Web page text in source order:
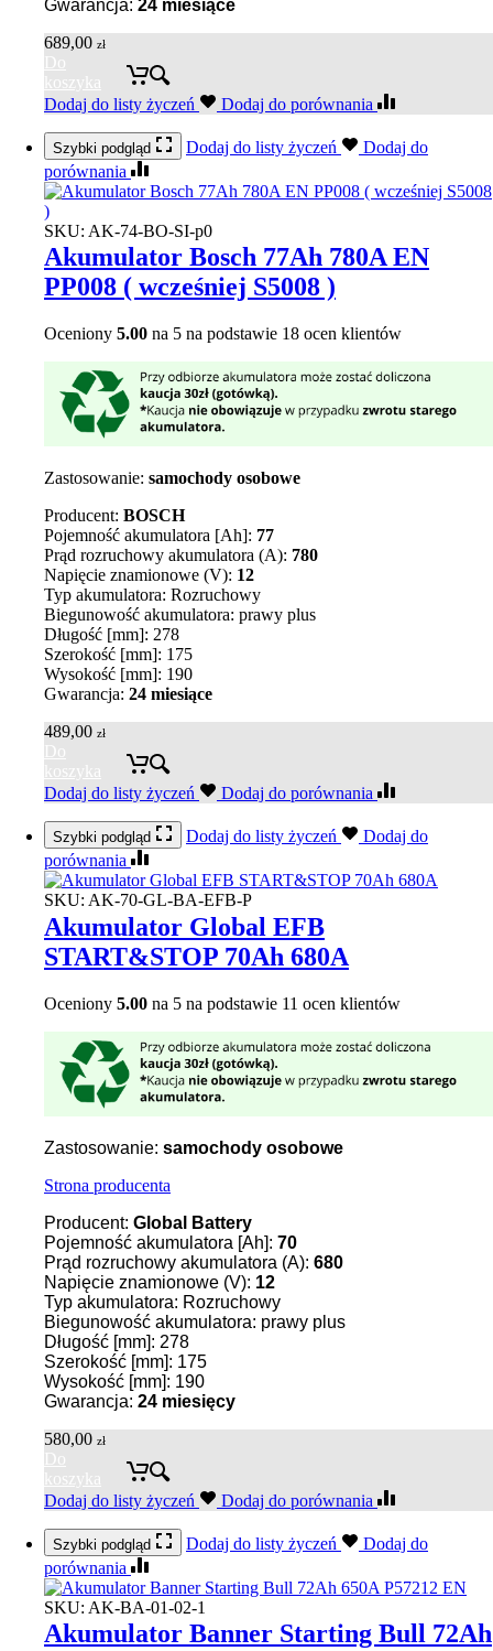
Gwarancja: 24 miesiące
689,00 zł
Do
koszyka
Dodaj do listy życzeń
Dodaj do porównania
Szybki podgląd Dodaj do listy życzeń
Dodaj do
porównania
SKU: AK-74-BO-SI-p0
Akumulator Bosch 77Ah 780A EN
PP008 ( wcześniej S5008 )
Oceniony 5.00 na 5 na podstawie 18 ocen klientów
Zastosowanie: samochody osobowe
Producent: BOSCH
Pojemność akumulatora [Ah]: 77
Prąd rozruchowy akumulatora (A): 780
Napięcie znamionowe (V): 12
Typ akumulatora: Rozruchowy
Biegunowość akumulatora: prawy plus
Długość [mm]: 278
Szerokość [mm]: 175
Wysokość [mm]: 190
Gwarancja: 24 miesiące
489,00 zł
Do
koszyka
Dodaj do listy życzeń
Dodaj do porównania
Szybki podgląd Dodaj do listy życzeń
Dodaj do
porównania
SKU: AK-70-GL-BA-EFB-P
Akumulator Global EFB
START&STOP 70Ah 680A
Oceniony 5.00 na 5 na podstawie 11 ocen klientów
Zastosowanie: samochody osobowe
Strona producenta
Producent: Global Battery
Pojemność akumulatora [Ah]: 70
Prąd rozruchowy akumulatora (A): 680
Napięcie znamionowe (V): 12
Typ akumulatora: Rozruchowy
Biegunowość akumulatora: prawy plus
Długość [mm]: 278
Szerokość [mm]: 175
Wysokość [mm]: 190
Gwarancja: 24 miesięcy
580,00 zł
Do
koszyka
Dodaj do listy życzeń
Dodaj do porównania
Szybki podgląd Dodaj do listy życzeń
Dodaj do
porównania
SKU: AK-BA-01-02-1
Akumulator Banner Starting Bull 72Ah